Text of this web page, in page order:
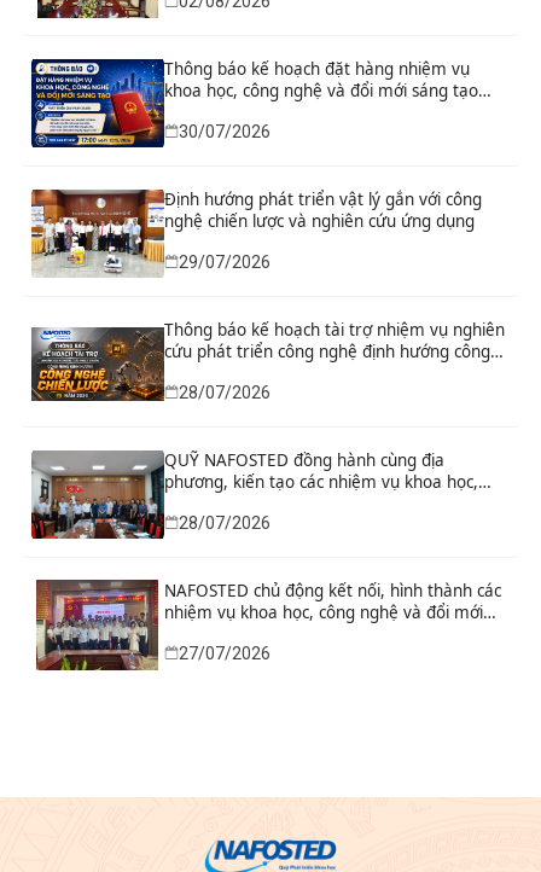
Thông báo kế hoạch đặt hàng nhiệm vụ
khoa học, công nghệ và đổi mới sáng tạo
“Nghiên cứu khoa học tổng kết thi hành, đề
xuất sửa đổi, bổ sung toàn diện Hiến pháp
30/07/2026
Định hướng phát triển vật lý gắn với công
nghệ chiến lược và nghiên cứu ứng dụng
29/07/2026
Thông báo kế hoạch tài trợ nhiệm vụ nghiên
cứu phát triển công nghệ định hướng công
nghệ chiến lược năm 2026
28/07/2026
QUỸ NAFOSTED đồng hành cùng địa
phương, kiến tạo các nhiệm vụ khoa học,
phát triển thực tiễn
28/07/2026
NAFOSTED chủ động kết nối, hình thành các
nhiệm vụ khoa học, công nghệ và đổi mới
Bình
27/07/2026